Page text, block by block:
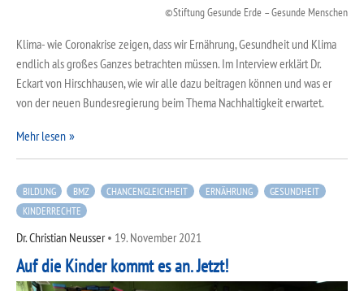
Stiftung Gesunde Erde – Gesunde Menschen
Klima- wie Coronakrise zeigen, dass wir Ernährung, Gesundheit und Klima
endlich als großes Ganzes betrachten müssen. Im Interview erklärt Dr.
Eckart von Hirschhausen, wie wir alle dazu beitragen können und was er
von der neuen Bundesregierung beim Thema Nachhaltigkeit erwartet.
Mehr lesen
BILDUNG BMZ CHANCENGLEICHHEIT ERNÄHRUNG
GESUNDHEIT
KINDERRECHTE
Dr. Christian Neusser• 19. November 2021
Auf die Kinder kommt es an. Jetzt!